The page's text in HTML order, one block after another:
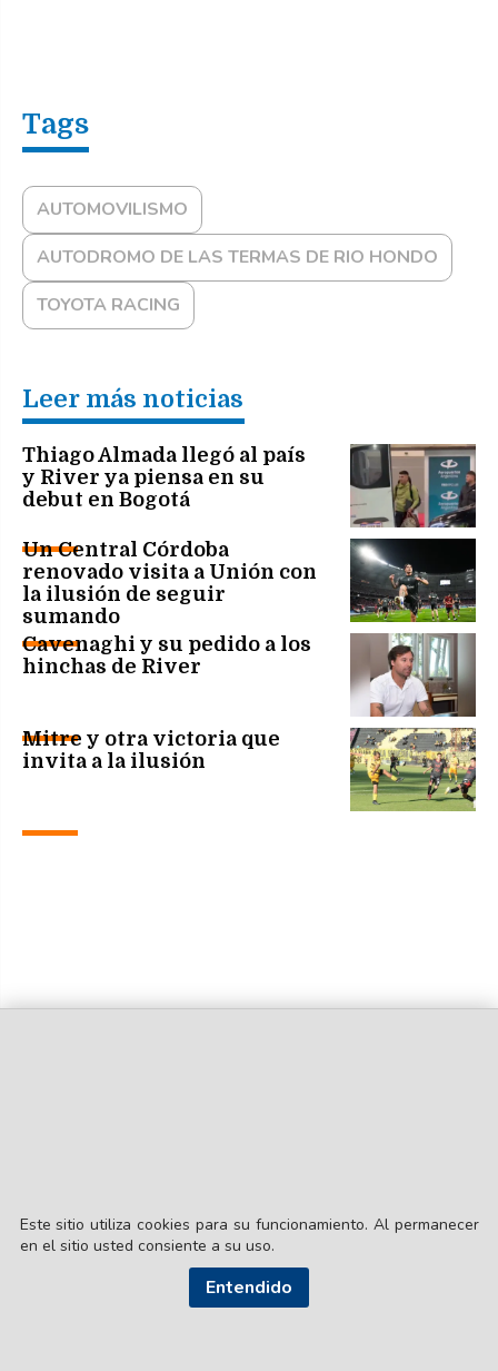
AUTOMOVILISMO
AUTODROMO DE LAS TERMAS DE RIO HONDO
TOYOTA RACING
Leer más noticias
Thiago Almada llegó al país
y River ya piensa en su
debut en Bogotá
Un Central Córdoba
renovado visita a Unión con
la ilusión de seguir
sumando
Cavenaghi y su pedido a los
hinchas de River
Mitre y otra victoria que
invita a la ilusión
Este sitio utiliza cookies para su funcionamiento. Al permanecer
en el sitio usted consiente a su uso.
Entendido